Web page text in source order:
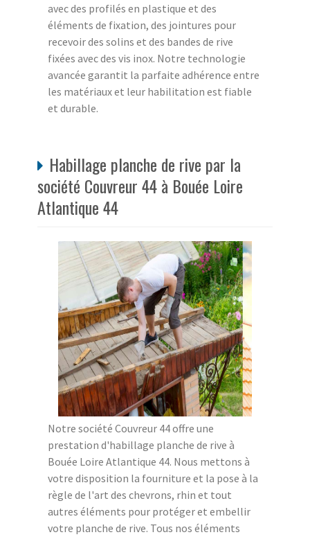
avec des profilés en plastique et des
éléments de fixation, des jointures pour
recevoir des solins et des bandes de rive
fixées avec des vis inox. Notre technologie
avancée garantit la parfaite adhérence entre
les matériaux et leur habilitation est fiable
et durable.
Habillage planche de rive par la
société Couvreur 44 à Bouée Loire
Atlantique 44
Notre société Couvreur 44 offre une
prestation d'habillage planche de rive à
Bouée Loire Atlantique 44. Nous mettons à
votre disposition la fourniture et la pose à la
règle de l'art des chevrons, rhin et tout
autres éléments pour protéger et embellir
votre planche de rive. Tous nos éléments